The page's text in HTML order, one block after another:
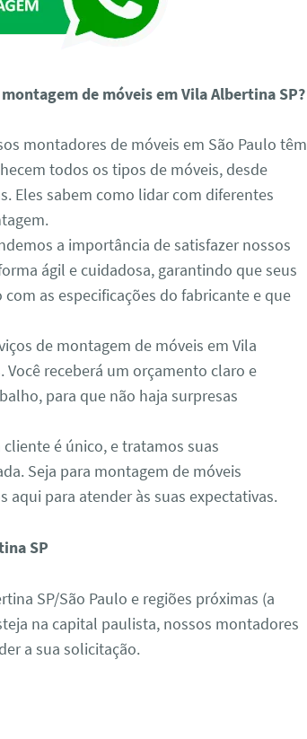
de móveis em Vila Albertina SP?
montadores de móveis em São Paulo têm
todos os tipos de móveis, desde
Eles sabem como lidar com diferentes
a importância de satisfazer nossos
ágil e cuidadosa, garantindo que seus
as especificações do fabricante e que
de montagem de móveis em Vila
receberá um orçamento claro e
para que não haja surpresas
cliente é único, e tratamos suas
Seja para montagem de móveis
aqui para atender às suas expectativas.
SP
SP/São Paulo e regiões próximas (a
na capital paulista, nossos montadores
a sua solicitação.